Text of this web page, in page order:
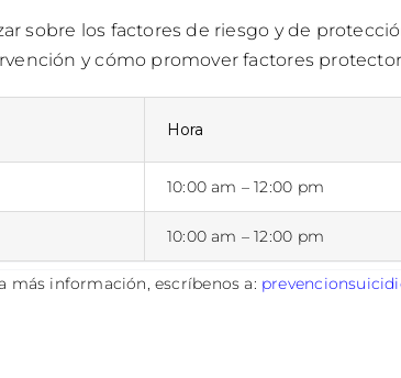
sobre los factores de riesgo y de
y cómo promover factores
Hora
10:00 am – 12:00 pm
10:00 am – 12:00 pm
más información, escríbenos a: